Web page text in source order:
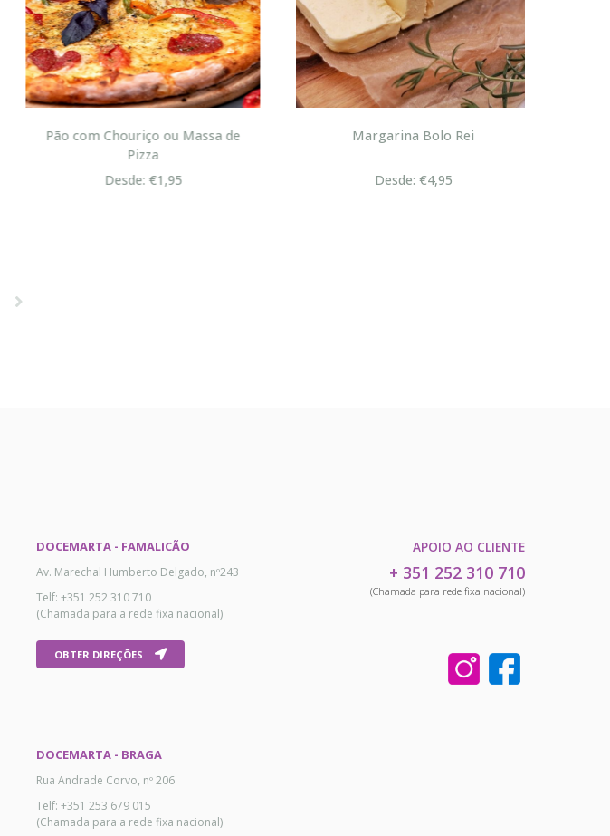
Pão com Chouriço ou Massa de
Pizza
Desde: €1,95
Margarina Bolo Rei
Desde: €4,95
DOCEMARTA - FAMALICÃO
Av. Marechal Humberto Delgado, nº243
Telf: +351 252 310 710
(Chamada para a rede fixa nacional)
OBTER DIREÇÕES
DOCEMARTA - BRAGA
Rua Andrade Corvo, nº 206
Telf: +351 253 679 015
(Chamada para a rede fixa nacional)
APOIO AO CLIENTE
+ 351 252 310 710
(Chamada para rede fixa nacional)